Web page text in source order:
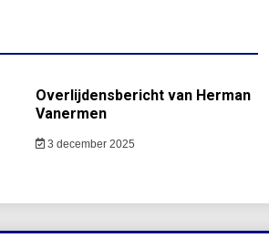
Overlijdensbericht van Herman
Vanermen
3 december 2025